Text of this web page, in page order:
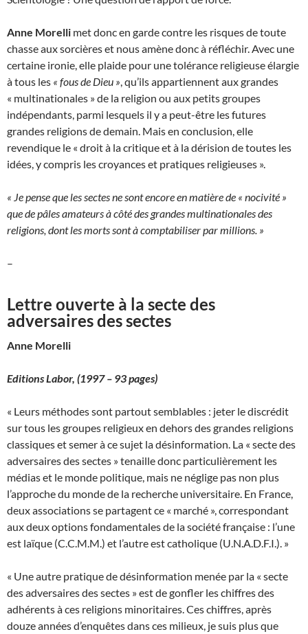
Anne Morelli met donc en garde contre les risques de toute
chasse aux sorcières et nous amène donc à réfléchir. Avec une
certaine ironie, elle plaide pour une tolérance religieuse élargie
à tous les « fous de Dieu » , qu’ils appartiennent aux grandes
« multinationales » de la religion ou aux petits groupes
indépendants, parmi lesquels il y a peut-être les futures
grandes religions de demain. Mais en conclusion, elle
revendique le « droit à la critique et à la dérision de toutes les
idées, y compris les croyances et pratiques religieuses ».
« Je pense que les sectes ne sont encore en matière de « nocivité »
que de pâles amateurs à côté des grandes multinationales des
religions, dont les morts sont à comptabiliser par millions. »
–
Lettre ouverte à la secte des
adversaires des sectes
Anne Morelli
Editions Labor, (1997 – 93 pages)
« Leurs méthodes sont partout semblables : jeter le discrédit
sur tous les groupes religieux en dehors des grandes religions
classiques et semer à ce sujet la désinformation. La « secte des
adversaires des sectes » tenaille donc particulièrement les
médias et le monde politique, mais ne néglige pas non plus
l’approche du monde de la recherche universitaire. En France,
deux associations se partagent ce « marché », correspondant
aux deux options fondamentales de la société française : l’une
est laïque (C.C.M.M.) et l’autre est catholique (U.N.A.D.F.I.). »
« Une autre pratique de désinformation menée par la « secte
des adversaires des sectes » est de gonfler les chiffres des
adhérents à ces religions minoritaires. Ces chiffres, après
douze années d’enquêtes dans ces milieux, je suis plus que